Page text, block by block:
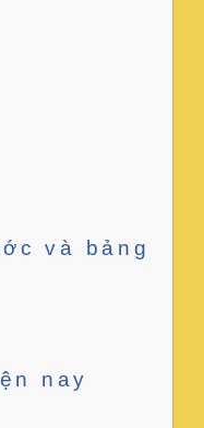
và bảng
nay